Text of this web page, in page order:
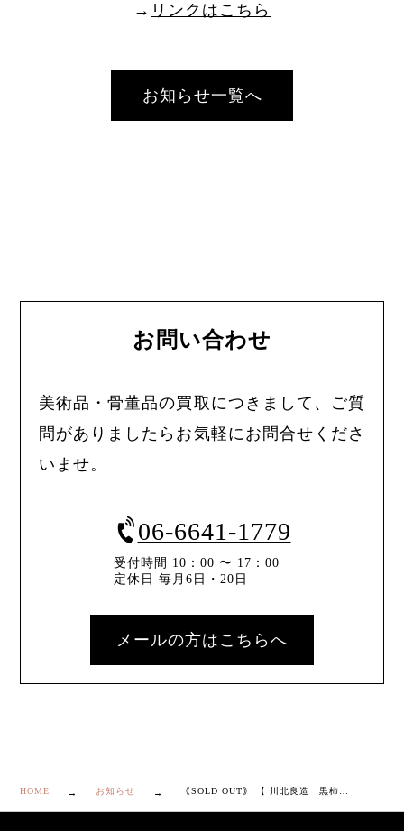
→ リンクはこちら
お知らせ一覧へ
お問い合わせ
美術品・骨董品の買取につきまして、ご質
問がありましたらお気軽にお問合せくださ
いませ。
06-6641-1779
受付時間 10：00 〜 17：00
定休日 毎月6日・20日
メールの方はこちらへ
HOME お知らせ